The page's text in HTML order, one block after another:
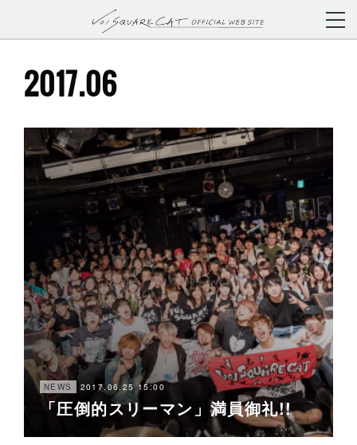
2017.06
NEWS 2017.06.25 15:00
「圧倒的スリーマン」満員御礼!!